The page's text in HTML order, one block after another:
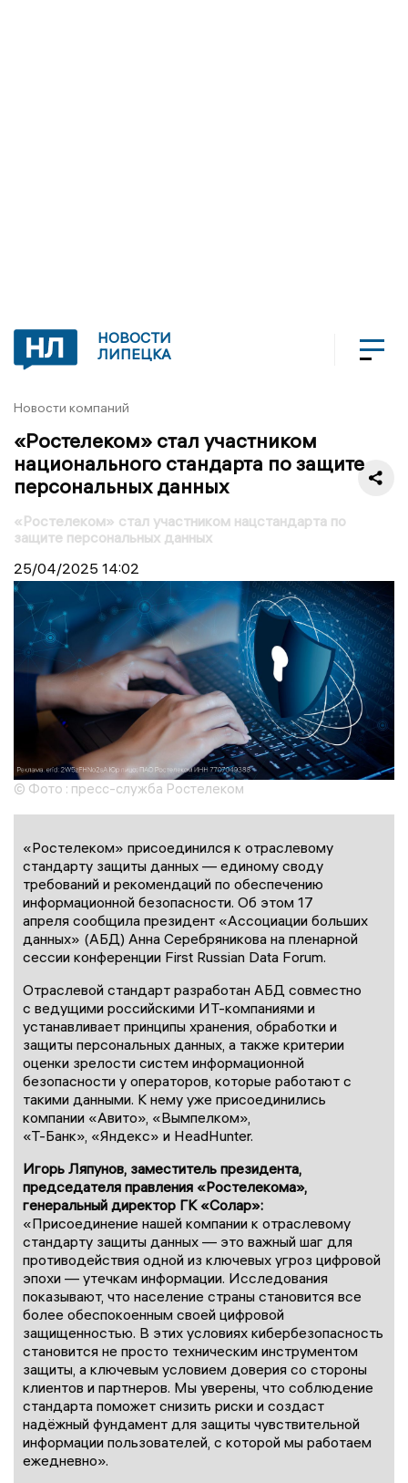
НОВОСТИ
ЛИПЕЦКА
Новости компаний
«Ростелеком» стал участником
национального стандарта по защите
персональных данных
«Ростелеком» стал участником нацстандарта по
защите персональных данных
25/04/2025 14:02
© Фото : пресс-служба Ростелеком
«Ростелеком» присоединился к отраслевому
стандарту защиты данных — единому своду
требований и рекомендаций по обеспечению
информационной безопасности. Об этом 17
апреля сообщила президент «Ассоциации больших
данных» (АБД) Анна Серебряникова на пленарной
сессии конференции First Russian Data Forum.
Отраслевой стандарт разработан АБД совместно
с ведущими российскими ИТ-компаниями и
устанавливает принципы хранения, обработки и
защиты персональных данных, а также критерии
оценки зрелости систем информационной
безопасности у операторов, которые работают с
такими данными. К нему уже присоединились
компании «Авито», «Вымпелком»,
«Т-Банк», «Яндекс» и HeadHunter.
Игорь Ляпунов, заместитель президента,
председателя правления «Ростелекома»,
генеральный директор ГК «Солар»:
«Присоединение нашей компании к отраслевому
стандарту защиты данных — это важный шаг для
противодействия одной из ключевых угроз цифровой
эпохи — утечкам информации. Исследования
показывают, что население страны становится все
более обеспокоенным своей цифровой
защищенностью. В этих условиях кибербезопасность
становится не просто техническим инструментом
защиты, а ключевым условием доверия со стороны
клиентов и партнеров. Мы уверены, что соблюдение
стандарта поможет снизить риски и создаст
надёжный фундамент для защиты чувствительной
информации пользователей, с которой мы работаем
ежедневно».